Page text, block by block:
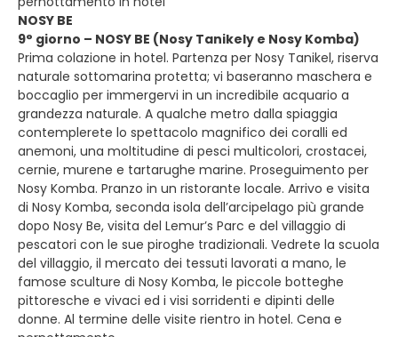
NOSY BE
9° giorno – NOSY BE (Nosy Tanikely e Nosy Komba)
Prima colazione in hotel. Partenza per Nosy Tanikel, riserva
naturale sottomarina protetta; vi baseranno maschera e
boccaglio per immergervi in un incredibile acquario a
grandezza naturale. A qualche metro dalla spiaggia
contemplerete lo spettacolo magnifico dei coralli ed
anemoni, una moltitudine di pesci multicolori, crostacei,
cernie, murene e tartarughe marine. Proseguimento per
Nosy Komba. Pranzo in un ristorante locale. Arrivo e visita
di Nosy Komba, seconda isola dell’arcipelago più grande
dopo Nosy Be, visita del Lemur’s Parc e del villaggio di
pescatori con le sue piroghe tradizionali. Vedrete la scuola
del villaggio, il mercato dei tessuti lavorati a mano, le
famose sculture di Nosy Komba, le piccole botteghe
pittoresche e vivaci ed i visi sorridenti e dipinti delle
donne. Al termine delle visite rientro in hotel. Cena e